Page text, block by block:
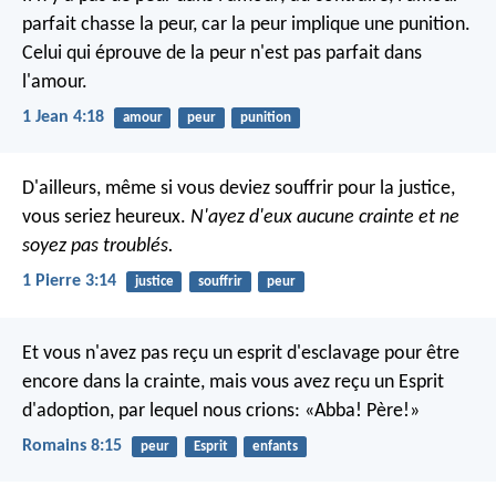
parfait chasse la peur, car la peur implique une punition.
Celui qui éprouve de la peur n'est pas parfait dans
l'amour.
1 Jean 4:18 amour peur punition
D'ailleurs, même si vous deviez souffrir pour la justice,
vous seriez heureux. N'ayez d'eux aucune crainte et ne
soyez pas troublés.
1 Pierre 3:14 justice souffrir peur
Et vous n'avez pas reçu un esprit d'esclavage pour être
encore dans la crainte, mais vous avez reçu un Esprit
d'adoption, par lequel nous crions: «Abba! Père!»
Romains 8:15 peur Esprit enfants